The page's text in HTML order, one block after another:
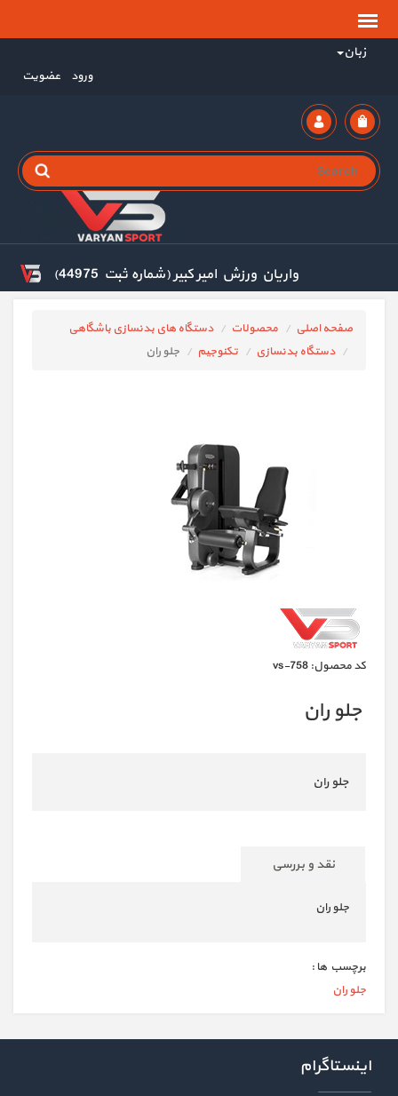
زبان
ورود عضویت
واریان ورزش امیر کبیر (شماره ثبت 44975)
صفحه اصلی محصولات
دستگاه های بدنسازی باشگاهی
دستگاه بدنسازی
تکنوجیم جلو ران
كد محصول: vs-758
جلو ران
جلو ران
نقد و بررسی
جلو ران
برچسب ها :
جلو ران
اینستاگرام